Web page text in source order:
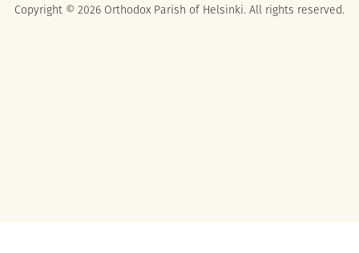
Copyright © 2026 Orthodox Parish of Helsinki. All rights reserved.